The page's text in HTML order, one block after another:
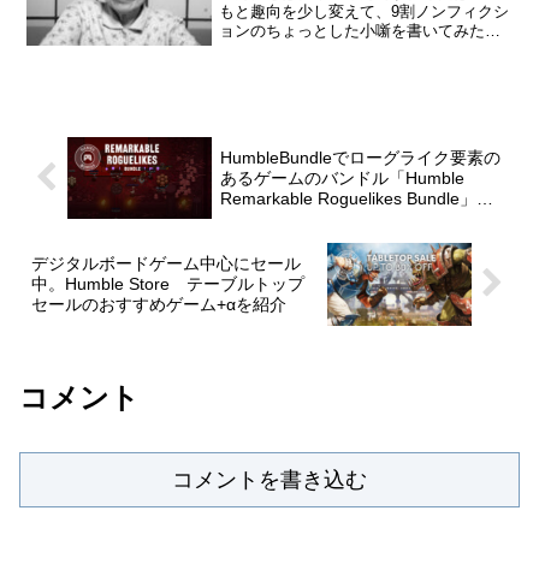
もと趣向を少し変えて、9割ノンフィクシ
ョンのちょっとした小噺を書いてみたい
HumbleBundleでローグライク要素の
あるゲームのバンドル「Humble
Remarkable Roguelikes Bundle」が
デジタルボードゲーム中心にセール
中。Humble Store テーブルトップ
セールのおすすめゲーム+αを紹介
コメント
コメントを書き込む